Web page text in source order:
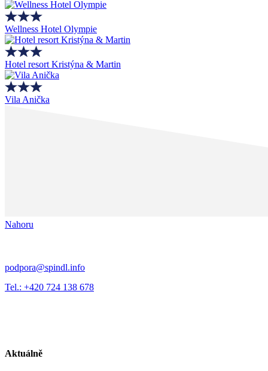
Wellness Hotel Olympie
Hotel resort Kristýna & Martin
Vila Anička
Nahoru
podpora@spindl.info
Tel.: +420 724 138 678
Aktuálně